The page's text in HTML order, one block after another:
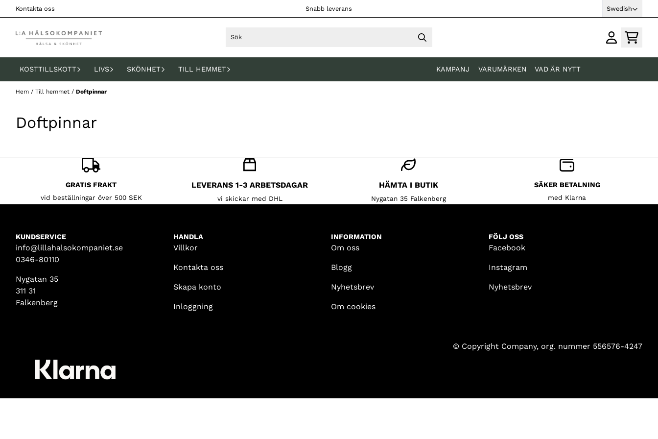
Hoppa till innehåll
Kontakta oss Snabb leverans Swedish
KOSTTILLSKOTT LIVS SKÖNHET TILL HEMMET KAMPANJ VARUMÄRKEN VAD ÄR NYTT
Hem / Till hemmet / Doftpinnar
Doftpinnar
GRATIS FRAKT
vid beställningar över 500 SEK
LEVERANS 1-3 ARBETSDAGAR
vi skickar med DHL
HÄMTA I BUTIK
Nygatan 35 Falkenberg
SÄKER BETALNING
med Klarna
KUNDSERVICE
info@lillahalsokompaniet.se
0346-80110
Nygatan 35
311 31
Falkenberg
HANDLA
Villkor
Kontakta oss
Skapa konto
Inloggning
INFORMATION
Om oss
Blogg
Nyhetsbrev
Om cookies
FÖLJ OSS
Facebook
Instagram
Nyhetsbrev
© Copyright Company, org. nummer 556576-4247